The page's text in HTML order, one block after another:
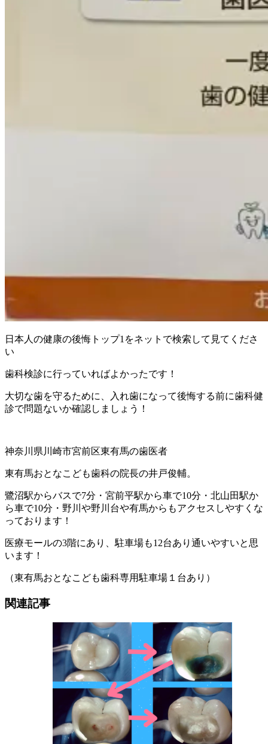
日本人の健康の後悔トップ1をネットで検索して見てくださ
い
歯科検診に行っていればよかったです！
大切な歯を守るために、入れ歯になって後悔する前に歯科健
診で問題ないか確認しましょう！
神奈川県川崎市宮前区東有馬の歯医者
東有馬おとなこども歯科の院長の井戸俊輔。
鷺沼駅からバスで7分・宮前平駅から車で10分・北山田駅か
ら車で10分・野川や野川台や有馬からもアクセスしやすくな
っております！
医療モールの3階にあり、駐車場も12台あり通いやすいと思
います！
（東有馬おとなこども歯科専用駐車場１台あり）
関連記事